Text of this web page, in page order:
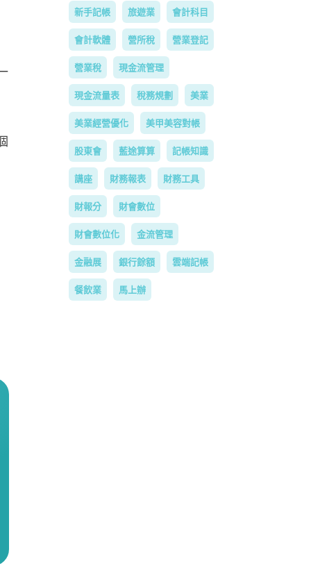
新手記帳 旅遊業 會計科目
會計軟體 營所稅 營業登記
營業稅 現金流管理
現金流量表 稅務規劃 美業
美業經營優化 美甲美容對帳
股東會 藍途算算 記帳知識
講座 財務報表 財務工具
財報分 財會數位
財會數位化 金流管理
金融展 銀行餘額 雲端記帳
餐飲業 馬上辦